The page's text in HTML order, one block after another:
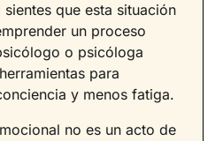
sientes que esta situación
un proceso
o psicóloga
para
y menos fatiga.
no es un acto de